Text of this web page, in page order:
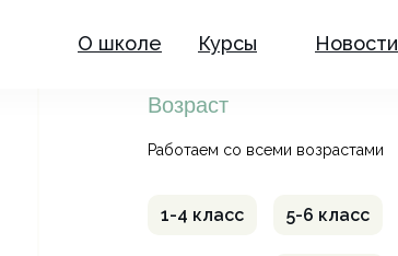
Новости
Курсы
О школе
1-4 класс 5-6 класс
Работаем со всеми возрастами
Возраст